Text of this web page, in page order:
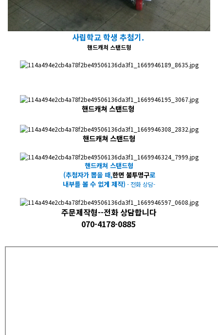
​사립학교 학생 추첨기.
핸드캐쳐 스탠드형
핸드캐쳐 스탠드형
​핸드캐쳐 스탠드형
핸드캐쳐 스탠드형
(추첨자가 뽑을 때,한면 불투명구로
내부를 볼 수 없게 제작) - 전화 상담-
주문제작형--전화 상담합니다
070-4178-0885